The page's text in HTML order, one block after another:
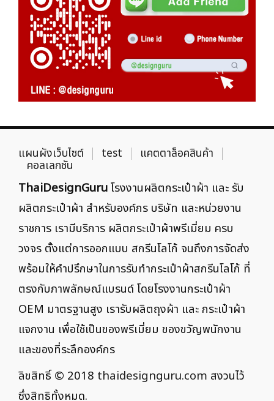
แผนผังเว็บไซต์ test แคตตาล็อคสินค้า
คอลเลกชัน
ThaiDesignGuruโรงงานผลิตกระเป๋าผ้า และ รับ
ผลิตกระเป๋าผ้า สำหรับองค์กร บริษัท และหน่วยงาน
ราชการ เรามีบริการ ผลิตกระเป๋าผ้าพรีเมี่ยม ครบ
วงจร ตั้งแต่การออกแบบ สกรีนโลโก้ จนถึงการจัดส่ง
พร้อมให้คำปรึกษาในการรับทำกระเป๋าผ้าสกรีนโลโก้ ที่
ตรงกับภาพลักษณ์แบรนด์ โดยโรงงานกระเป๋าผ้า
OEM มาตรฐานสูง เรารับผลิตถุงผ้า และ กระเป๋าผ้า
แจกงาน เพื่อใช้เป็นของพรีเมี่ยม ของขวัญพนักงาน
และของที่ระลึกองค์กร
ลิขสิทธิ์ © 2018 thaidesignguru.com สงวนไว้
ซึ่งสิทธิทั้งหมด.